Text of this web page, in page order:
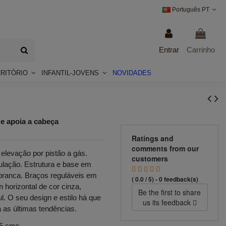
Português PT
Entrar Carrinho
INFANTIL-JOVENS NOVIDADES
apoia a cabeça
por pistão a gás.
Estrutura e base em
Braços reguláveis em
horizontal de cor cinza,
O seu design e estilo há que
últimas tendências.
Ratings and
comments from our
customers
( 0.0 / 5) - 0 feedback(s)
Be the first to share
us its feedback